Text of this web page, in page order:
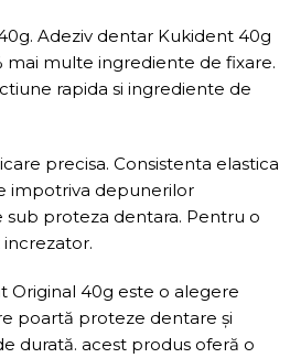
Adeziv dentar Kukident 40g
mai multe ingrediente de fixare.
rapida si ingrediente de
precisa. Consistenta elastica
impotriva depunerilor
proteza dentara. Pentru o
Original 40g este o alegere
poartă proteze dentare și
durată. acest produs oferă o